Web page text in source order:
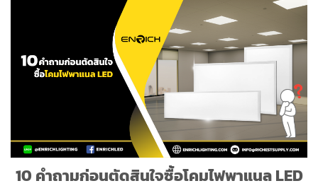
10 คำถามก่อนตัดสินใจซื้อโคมไฟพาแนล LED